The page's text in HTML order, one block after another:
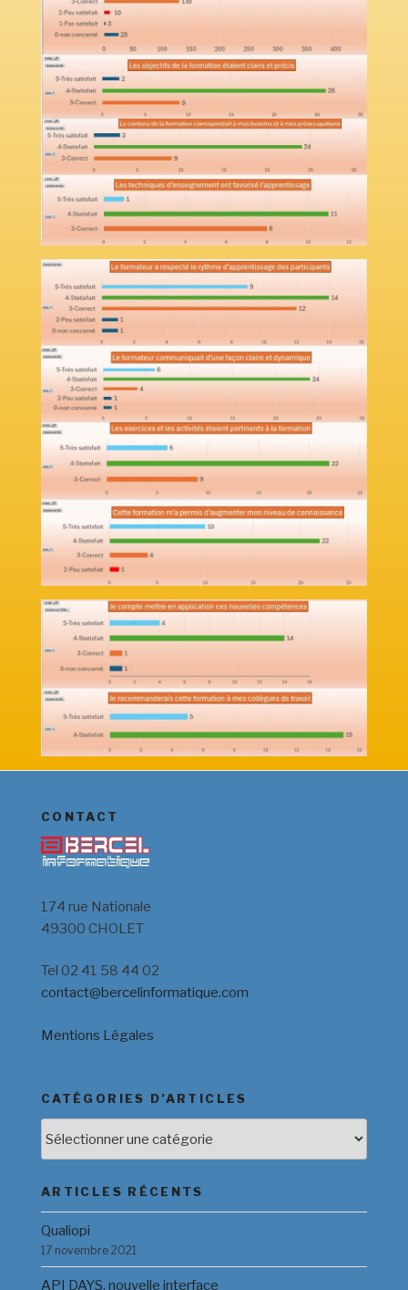
CONTACT
174 rue Nationale
49300 CHOLET
Tel 02 41 58 44 02
contact@bercelinformatique.com
Mentions Légales
CATÉGORIES D’ARTICLES
ARTICLES RÉCENTS
Qualiopi
17 novembre 2021
API DAYS, nouvelle interface